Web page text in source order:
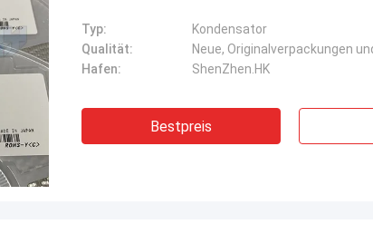
Typ:
Kondensator
Qualität:
Hafen:
ShenZhen.HK
Bestpreis